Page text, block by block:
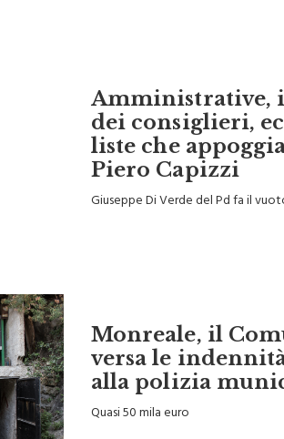
Amministrative,
dei consiglieri,
liste che
Piero Capizzi
Giuseppe Di Verde del Pd fa il
Monreale, il
versa le
alla polizia
Quasi 50 mila euro